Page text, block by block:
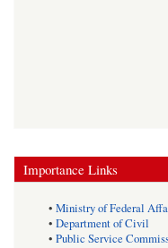
Importance Links
• Ministry of Federal
• Department of
• Public Service